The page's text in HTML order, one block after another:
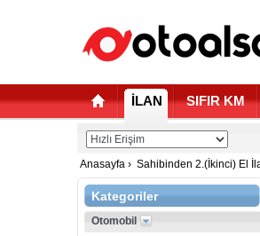
İLAN SIFIR KM
Anasayfa › Sahibinden 2.(İkinci) El
Kategoriler
Otomobil